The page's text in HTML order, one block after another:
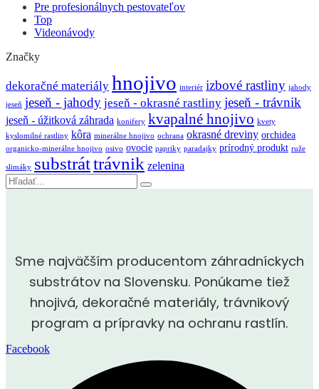
Pre profesionálnych pestovateľov
Top
Videonávody
Značky
dekoračné materiály hnojivo interiér izbové rastliny jahody
jeseň jeseň - jahody jeseň - okrasné rastliny jeseň - trávnik
jeseň - úžitková záhrada konifery kvapalné hnojivo kvety
kyslomilné rastliny kôra minerálne hnojivo ochrana okrasné dreviny orchidea
organicko-minerálne hnojivo osivo ovocie papriky paradajky prírodný produkt ruže
slimáky substráttrávnik zelenina
Vyhľadávanie
Sme najväčším producentom záhradníckych
substrátov na Slovensku. Ponúkame tiež
hnojivá, dekoračné materiály, trávnikový
program a prípravky na ochranu rastlín.
Facebook